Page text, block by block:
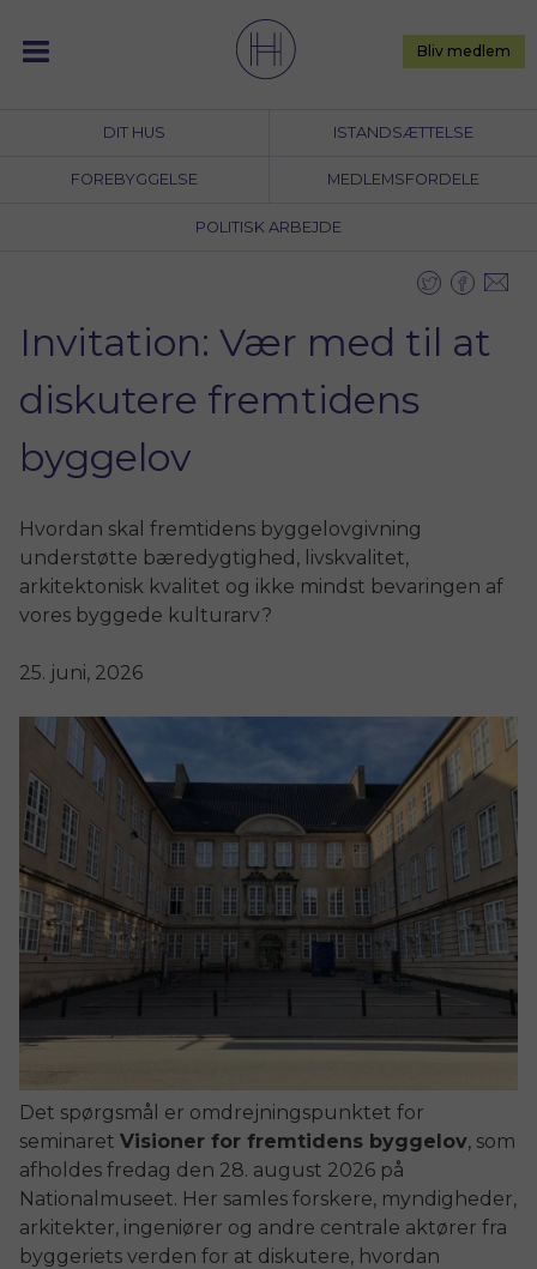
content
DIT HUS ISTANDSÆTTELSE
FOREBYGGELSE MEDLEMSFORDELE
POLITISK ARBEJDE
Bliv medlem
Invitation: Vær med til at
diskutere fremtidens
byggelov
Hvordan skal fremtidens byggelovgivning
understøtte bæredygtighed, livskvalitet,
arkitektonisk kvalitet og ikke mindst bevaringen af
vores byggede kulturarv?
25. juni, 2026
Det spørgsmål er omdrejningspunktet for
seminaret Visioner for fremtidens byggelov, som
afholdes fredag den 28. august 2026 på
Nationalmuseet. Her samles forskere, myndigheder,
arkitekter, ingeniører og andre centrale aktører fra
byggeriets verden for at diskutere, hvordan